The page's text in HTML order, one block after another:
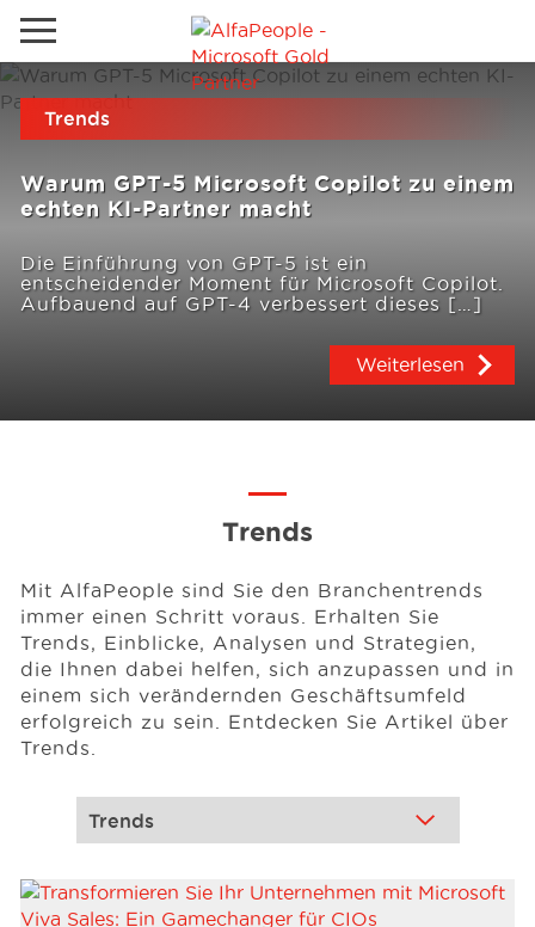
Trends
Warum GPT-5 Microsoft Copilot zu einem
echten KI-Partner macht
Die Einführung von GPT-5 ist ein
entscheidender Moment für Microsoft Copilot.
Aufbauend auf GPT-4 verbessert dieses […]
Weiterlesen
Trends
Mit AlfaPeople sind Sie den Branchentrends
immer einen Schritt voraus. Erhalten Sie
Trends, Einblicke, Analysen und Strategien,
die Ihnen dabei helfen, sich anzupassen und in
einem sich verändernden Geschäftsumfeld
erfolgreich zu sein. Entdecken Sie Artikel über
Trends.
Lösungen
Kunden
Events
Ressourcen
Über uns
Lokale Website
Global
China
Kanada